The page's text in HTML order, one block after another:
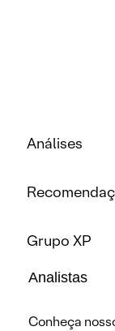
Análises
Grupo XP
Analistas
Conheça